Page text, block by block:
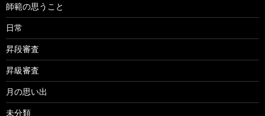
師範の思うこと
日常
昇段審査
昇級審査
月の思い出
未分類